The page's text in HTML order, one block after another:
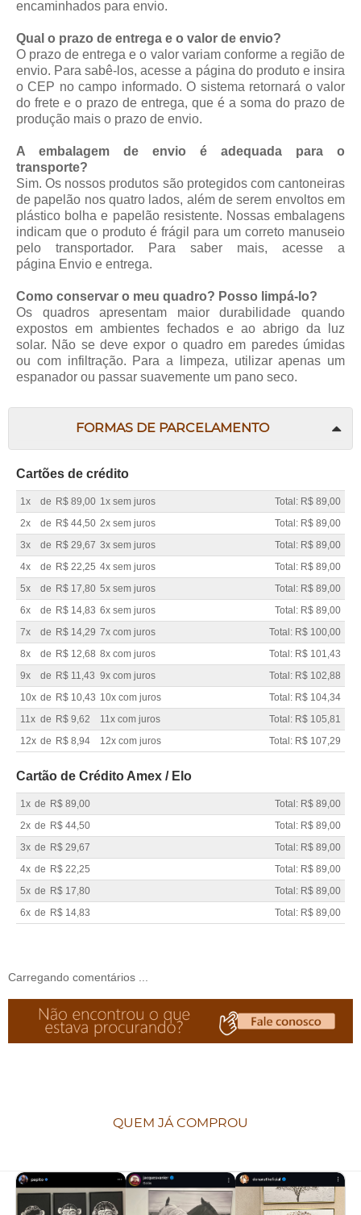
encaminhados para envio.
Qual o prazo de entrega e o valor de envio?
O prazo de entrega e o valor variam conforme a região de
envio. Para sabê-los, acesse a página do produto e insira
o CEP no campo informado. O sistema retornará o valor
do frete e o prazo de entrega, que é a soma do prazo de
produção mais o prazo de envio.
A embalagem de envio é adequada para o
transporte?
Sim. Os nossos produtos são protegidos com cantoneiras
de papelão nos quatro lados, além de serem envoltos em
plástico bolha e papelão resistente. Nossas embalagens
indicam que o produto é frágil para um correto manuseio
pelo transportador. Para saber mais, acesse a
página Envio e entrega.
Como conservar o meu quadro? Posso limpá-lo?
Os quadros apresentam maior durabilidade quando
expostos em ambientes fechados e ao abrigo da luz
solar. Não se deve expor o quadro em paredes úmidas
ou com infiltração. Para a limpeza, utilizar apenas um
espanador ou passar suavemente um pano seco.
FORMAS DE PARCELAMENTO
Cartões de crédito
1x de R$ 89,00 1x sem juros
Total: R$ 89,00
2x
de R$ 44,50 2x sem juros
Total: R$ 89,00
3x
de R$ 29,67 3x sem juros
Total: R$ 89,00
4x
de R$ 22,25 4x sem juros
Total: R$ 89,00
5x
de R$ 17,80 5x sem juros
Total: R$ 89,00
6x
de R$ 14,83 6x sem juros
Total: R$ 89,00
7x
de R$ 14,29 7x com juros
Total: R$ 100,00
8x
de R$ 12,68 8x com juros
Total: R$ 101,43
9x
de R$ 11,43 9x com juros
Total: R$ 102,88
10x de R$ 10,43 10x com juros
Total: R$ 104,34
11x de R$ 9,62 11x com juros
Total: R$ 105,81
12x de R$ 8,94 12x com juros Total: R$ 107,29
Cartão de Crédito Amex / Elo
1x de R$ 89,00
Total: R$ 89,00
2x de R$ 44,50
Total: R$ 89,00
3x de R$ 29,67
Total: R$ 89,00
4x de R$ 22,25
Total: R$ 89,00
5x de R$ 17,80
Total: R$ 89,00
6x de R$ 14,83 Total: R$ 89,00
Carregando comentários ...
QUEM JÁ COMPROU